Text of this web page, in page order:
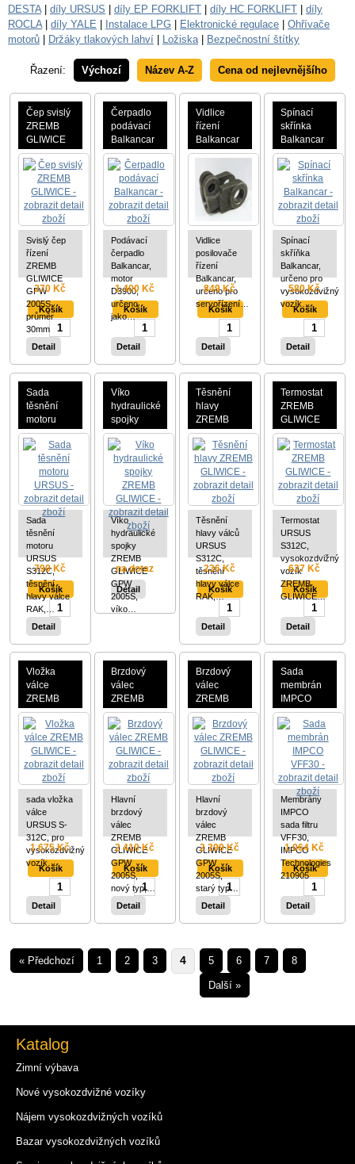
DESTA| díly URSUS díly EP FORKLIFT díly HC FORKLIFT
díly
ROCLA| díly YALE Instalace LPG Elektronické regulace
Ohřívače
motorů
Držáky tlakových lahví Ložiska| Bezpečnostní štítky
Řazení: Výchozí Název A-Z Cena od nejlevnějšího
Čep svislý
ZREMB
GLIWICE
Svislý čep
řízení
ZREMB
GLIWICE
GPW
2005S,
průměr
30mm
270 Kč
Detail
Čerpadlo
podávací
Balkancar
Podávací
čerpadlo
Balkancar,
motor
D3900,
určeno
jako…
1 400 Kč
Detail
Vidlice
řízení
Balkancar
Vidlice
posilovače
řízení
Balkancar,
určeno pro
servořízení…
849 Kč
Detail
Spínací
skřínka
Balkancar
Spínací
skříňka
Balkancar,
určeno pro
vysokozdvižný
vozík…
580 Kč
Detail
Sada
těsnění
motoru
URSUS
Sada
těsnění
motoru
URSUS
S312C,
těsnění
hlavy válce
RAK,…
790 Kč
Detail
Víko
hydraulické
spojky
ZREMB
GLIWICE
Víko
hydraulické
spojky
ZREMB
GLIWICE
GPW
2005S,
víko…
na dotaz
Detail
Těsnění
hlavy
ZREMB
GLIWICE
Těsnění
hlavy válců
URSUS
S312C,
těsnění
hlavy válce
RAK,…
236 Kč
Detail
Termostat
ZREMB
GLIWICE
Termostat
URSUS
S312C,
vysokozdvižný
vozík
ZREMB
GLIWICE…
627 Kč
Detail
Vložka
válce
ZREMB
GLIWICE
sada vložka
válce
URSUS S-
312C, pro
vysokozdvižný
vozík…
1 675 Kč
Detail
Brzdový
válec
ZREMB
GLIWICE
Hlavní
brzdový
válec
ZREMB
GLIWICE
GPW
2005S,
nový typ,…
2 410 Kč
Detail
Brzdový
válec
ZREMB
GLIWICE
Hlavní
brzdový
válec
ZREMB
GLIWICE
GPW
2005S,
starý typ…
2 399 Kč
Detail
Sada
membrán
IMPCO
VFF30
Membrány
IMPCO
sada filtru
VFF30,
IMPCO
Technologies
210905
1 064 Kč
Detail
« Předchozí 1 2 3 4 5 6 7 8
Další »
Katalog
Zimní výbava
Nové vysokozdvižné vozíky
Nájem vysokozdvižných vozíků
Bazar vysokozdvižných vozíků